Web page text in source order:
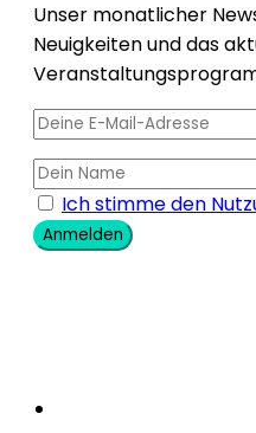
Unser monatlicher
Neuigkeiten und das
Ich stimme den
Anmelden